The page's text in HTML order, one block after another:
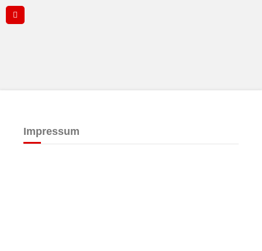
Impressum